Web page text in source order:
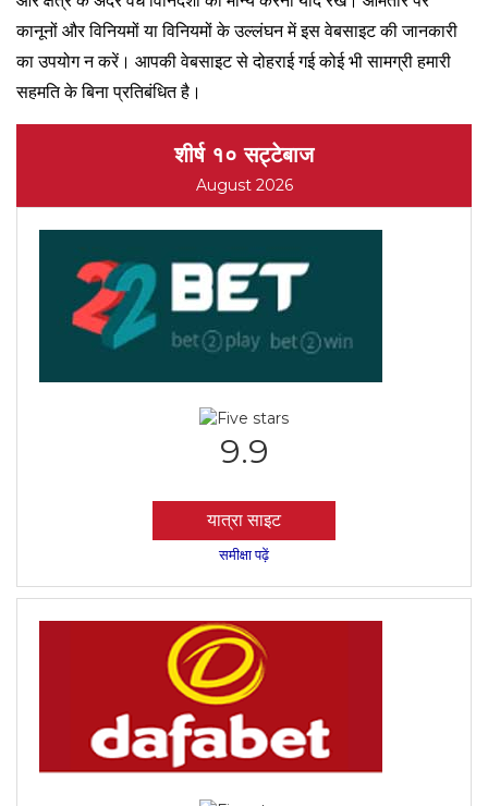
कानूनों और विनियमों या विनियमों के उल्लंघन में इस वेबसाइट की जानकारी
का उपयोग न करें। आपकी वेबसाइट से दोहराई गई कोई भी सामग्री हमारी
सहमति के बिना प्रतिबंधित है।
शीर्ष १० सट्टेबाज
August 2026
9.9
यात्रा साइट
समीक्षा पढ़ें